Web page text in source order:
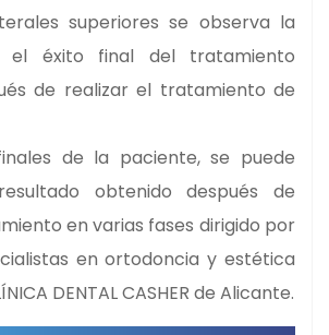
superiores se observa la
el éxito final del tratamiento
de realizar el tratamiento de
de la paciente, se puede
obtenido después de
en varias fases dirigido por
en ortodoncia y estética
DENTAL CASHER de Alicante.